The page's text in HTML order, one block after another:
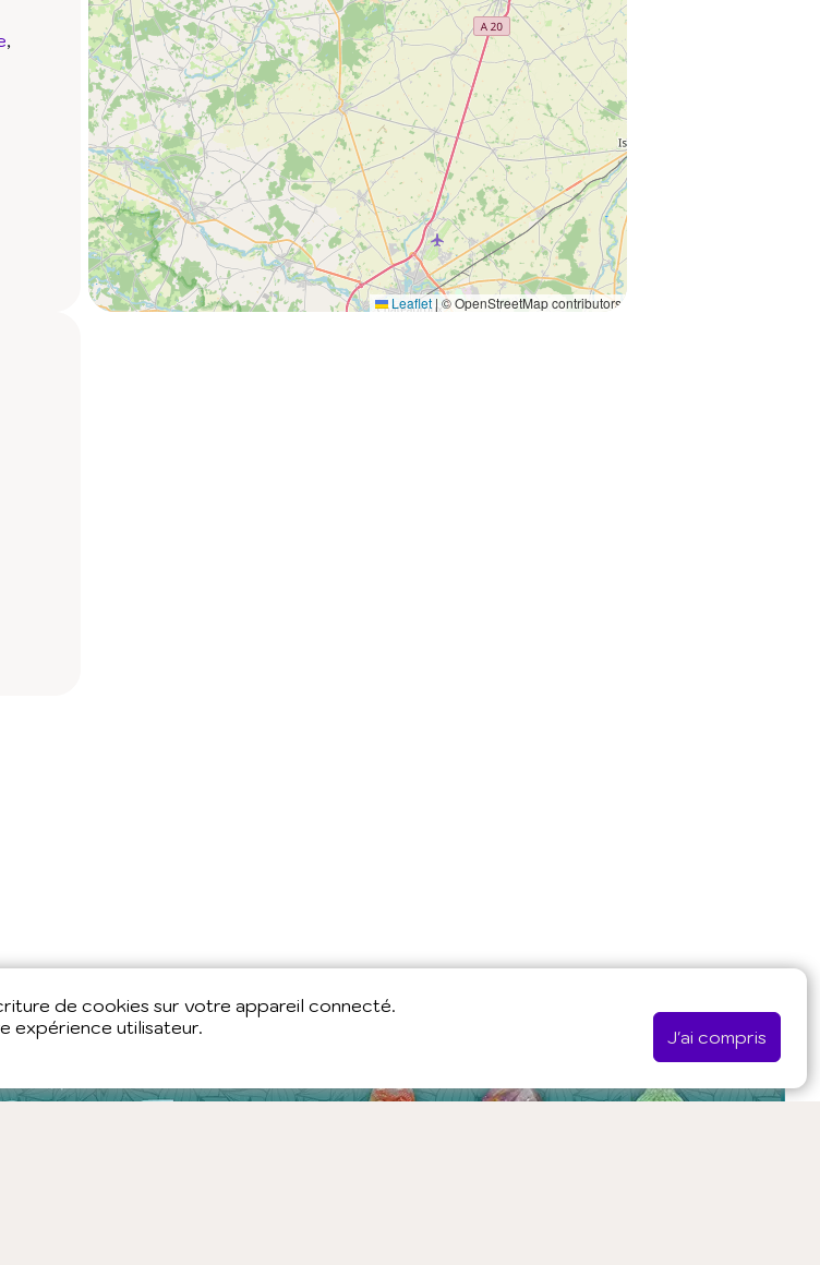
de cookies sur votre appareil connecté.
expérience utilisateur.
J'ai compris
Leaflet|© OpenStreetMap contributors